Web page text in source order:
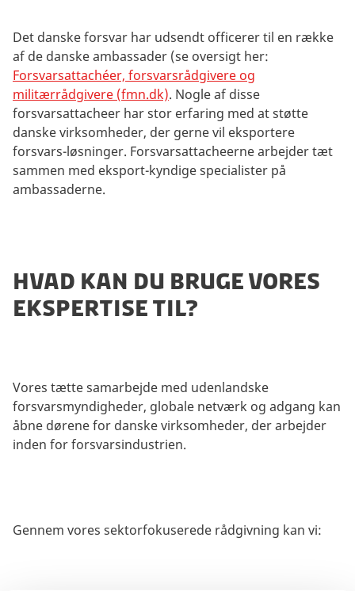
t
i
l
l
a
d
m
a
r
n
g
k
i
e
s
t
Det danske forsvar har udsendt officerer til en række
af de danske ambassader (se oversigt her:
Forsvarsattachéer, forsvarsrådgivere og
militærrådgivere (fmn.dk). Nogle af disse
forsvarsattacheer har stor erfaring med at støtte
danske virksomheder, der gerne vil eksportere
forsvars-løsninger. Forsvarsattacheerne arbejder tæt
sammen med eksport-kyndige specialister på
ambassaderne.
HVAD KAN DU BRUGE VORES
EKSPERTISE TIL?
Vores tætte samarbejde med udenlandske
forsvarsmyndigheder, globale netværk og adgang kan
åbne dørene for danske virksomheder, der arbejder
inden for forsvarsindustrien.
Gennem vores sektorfokuserede rådgivning kan vi: